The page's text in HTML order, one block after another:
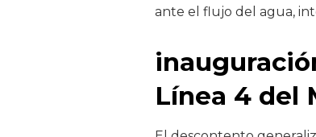
ante el flujo del agua,
Línea 4 del